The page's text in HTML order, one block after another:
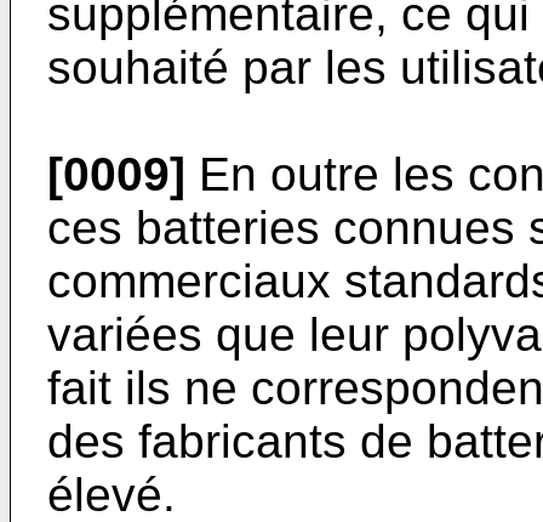
supplémentaire, ce
souhaité par les
[0009] En outre les
ces batteries connues
commerciaux
variées que leur
fait ils ne
des fabricants de
élevé.